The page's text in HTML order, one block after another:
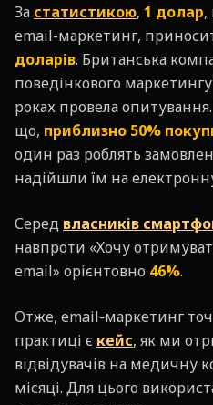
За статистикою, 1 долар,
email-маркетинг,
доларів. Британська
поведінкового
роках провела
що, приблизно 50%
один раз роблять
надійшли їм на
Серед власників
навпроти «Хочу
email» орієнтовно 46%.
Отже, email-маркетинг
практиці є кейс, як ми
відвідувачів на медичну
місяці. Для цього